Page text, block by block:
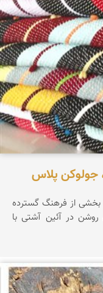
جولوکن پلاس
بخشی از فرهنگ گسترده
در آئین آشتی با